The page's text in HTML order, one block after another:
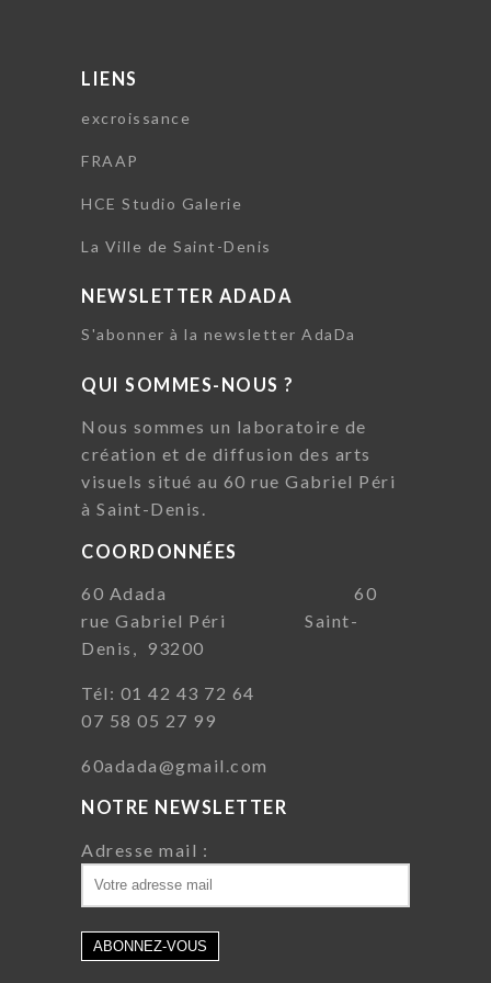
LIENS
excroissance
FRAAP
HCE Studio Galerie
La Ville de Saint-Denis
NEWSLETTER ADADA
S'abonner à la newsletter AdaDa
QUI SOMMES-NOUS ?
Nous sommes un laboratoire de
création et de diffusion des arts
visuels situé au 60 rue Gabriel Péri
à Saint-Denis.
COORDONNÉES
60 Adada 60
rue Gabriel Péri Saint-
Denis, 93200
Tél: 01 42 43 72 64
07 58 05 27 99
60adada@gmail.com
NOTRE NEWSLETTER
Adresse mail :